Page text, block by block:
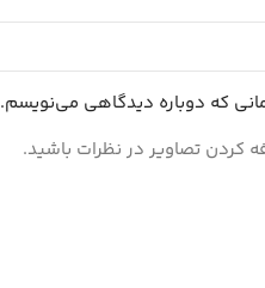
که دوباره دیدگاهی می‌نویسم.
کردن تصاویر در نظرات باشید.